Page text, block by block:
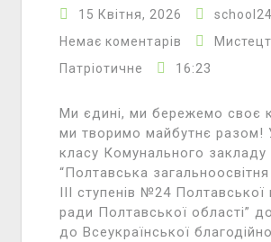
15 Квітня, 2026
Немає коментарів
Патріотичне
16:23
Ми єдині, ми бережемо своє
ми творимо майбутнє разом!
класу Комунального закладу
“Полтавська
ІІІ ступенів №24 Полтавської
ради Полтавської області”
до Всеукраїнської